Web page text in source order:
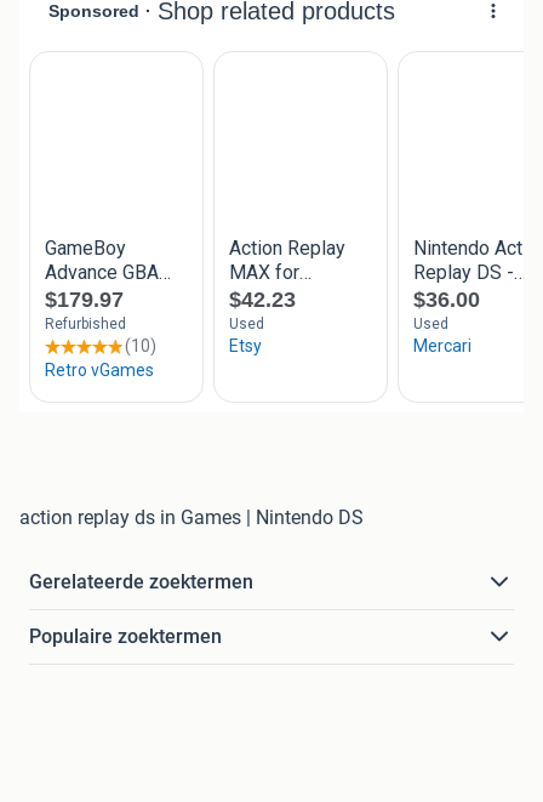
action replay ds in Games | Nintendo DS
Gerelateerde zoektermen
Populaire zoektermen